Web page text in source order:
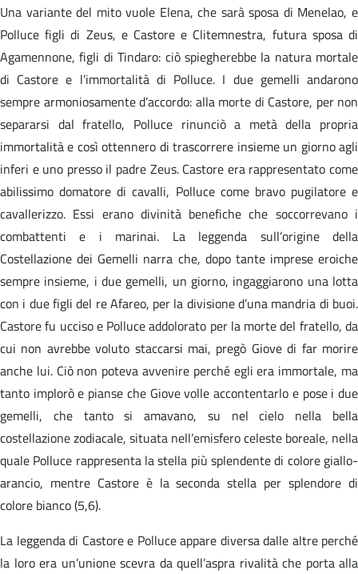
Una variante del mito vuole Elena, che sarà sposa di Menelao, e
Polluce figli di Zeus, e Castore e Clitemnestra, futura sposa di
Agamennone, figli di Tindaro: ciò spiegherebbe la natura mortale
di Castore e l’immortalità di Polluce. I due gemelli andarono
sempre armoniosamente d’accordo: alla morte di Castore, per non
separarsi dal fratello, Polluce rinunciò a metà della propria
immortalità e così ottennero di trascorrere insieme un giorno agli
inferi e uno presso il padre Zeus. Castore era rappresentato come
abilissimo domatore di cavalli, Polluce come bravo pugilatore e
cavallerizzo. Essi erano divinità benefiche che soccorrevano i
combattenti e i marinai. La leggenda sull’origine della
Costellazione dei Gemelli narra che, dopo tante imprese eroiche
sempre insieme, i due gemelli, un giorno, ingaggiarono una lotta
con i due figli del re Afareo, per la divisione d’una mandria di buoi.
Castore fu ucciso e Polluce addolorato per la morte del fratello, da
cui non avrebbe voluto staccarsi mai, pregò Giove di far morire
anche lui. Ciò non poteva avvenire perché egli era immortale, ma
tanto implorò e pianse che Giove volle accontentarlo e pose i due
gemelli, che tanto si amavano, su nel cielo nella bella
costellazione zodiacale, situata nell’emisfero celeste boreale, nella
quale Polluce rappresenta la stella più splendente di colore giallo-
arancio, mentre Castore è la seconda stella per splendore di
colore bianco (5,6).
La leggenda di Castore e Polluce appare diversa dalle altre perché
la loro era un’unione scevra da quell’aspra rivalità che porta alla